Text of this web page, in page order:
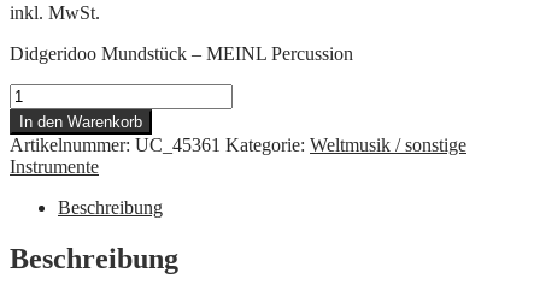
inkl. MwSt.
Didgeridoo Mundstück – MEINL Percussion
Didgeridoo
Mundstück
-
MEINL
Percussion
Menge
In den Warenkorb
Artikelnummer: UC_45361 Kategorie: Weltmusik / sonstige
Instrumente
Beschreibung
Beschreibung